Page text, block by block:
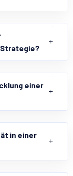
einer
in einer